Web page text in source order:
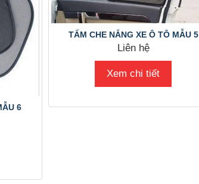
6
TẤM CHE NẮNG XE Ô TÔ MẪU 5
Liên hệ
Xem chi tiết